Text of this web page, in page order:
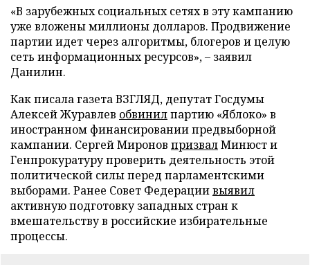
«В зарубежных социальных сетях в эту кампанию
уже вложены миллионы долларов. Продвижение
партии идет через алгоритмы, блогеров и целую
сеть информационных ресурсов», – заявил
Данилин.
Как писала газета ВЗГЛЯД, депутат Госдумы
Алексей Журавлев обвинилпартию «Яблоко» в
иностранном финансировании предвыборной
кампании. Сергей Миронов призвалМинюст и
Генпрокуратуру проверить деятельность этой
политической силы перед парламентскими
выборами. Ранее Совет Федерациивыявил
активную подготовку западных стран к
вмешательству в российские избирательные
процессы.